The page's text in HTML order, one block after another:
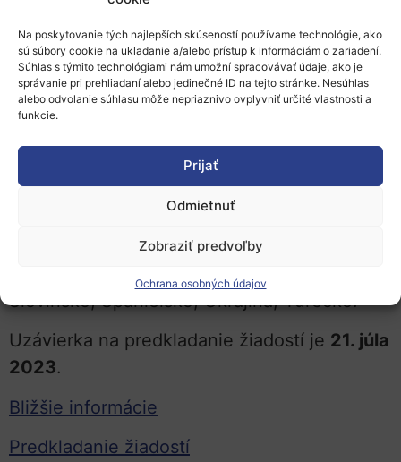
Na poskytovanie tých najlepších skúseností používame technológie, ako
sú súbory cookie na ukladanie a/alebo prístup k informáciám o zariadení.
Súhlas s týmito technológiami nám umožní spracovávať údaje, ako je
správanie pri prehliadaní alebo jedinečné ID na tejto stránke. Nesúhlas
alebo odvolanie súhlasu môže nepriaznivo ovplyvniť určité vlastnosti a
funkcie.
Prijať
Odmietnuť
Zobraziť predvoľby
Ochrana osobných údajov
Bootcamp(predpokladaný dátum konania:
18. – 29. 9. 2023).
Oprávnené sú podniky, ktoré sú registrované
Bulharsko, Chorvátsko, Cyprus, Česká
republika, Estónsko, Grécko, Maďarsko,
Hora, Severné Macedónsko, Poľsko,
Portugalsko, Rumunsko, Srbsko,
Slovinsko, Španielsko, Ukrajina, Turecko.
Uzávierka na predkladanie žiadostí je 21. júla
2023.
Bližšie informácie
Predkladanie žiadostí